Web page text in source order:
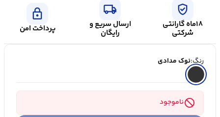
verified_user
۱۸ماه گارانتی
شرکتی
local_shipping
ارسال سریع و
رایگان
lock
پرداخت امن
رنگ:نوک مدادی
blockناموجود